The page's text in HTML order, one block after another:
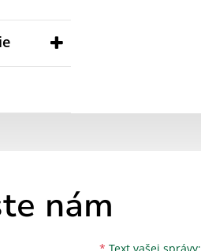
nám
* Text vašej správy: